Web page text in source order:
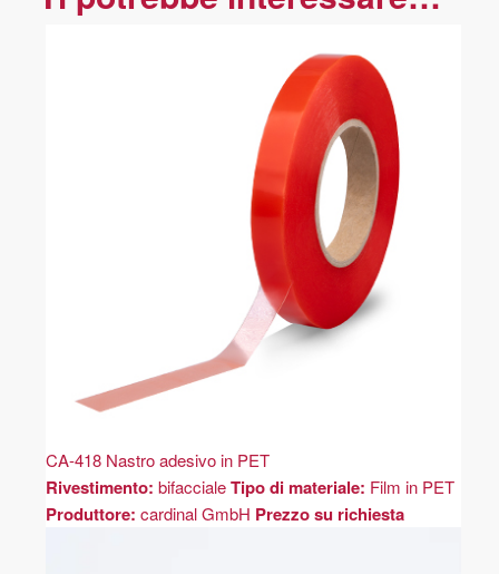
CA-418 Nastro adesivo in PET
Rivestimento: bifacciale Tipo di materiale: Film in PET
Produttore: cardinal GmbH Prezzo su richiesta